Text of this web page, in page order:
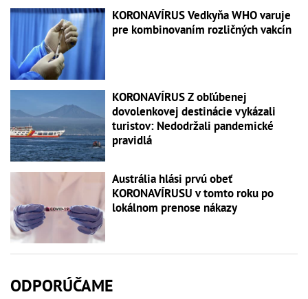
KORONAVÍRUS Vedkyňa WHO varuje
pre kombinovaním rozličných vakcín
KORONAVÍRUS Z obľúbenej
dovolenkovej destinácie vykázali
turistov: Nedodržali pandemické
pravidlá
Austrália hlási prvú obeť
KORONAVÍRUSU v tomto roku po
lokálnom prenose nákazy
ODPORÚČAME